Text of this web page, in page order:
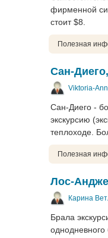
фирменной
стоит $8.
Полезная
Сан-
Viktoria-
Сан-Диего -
экскурсию
теплоходе.
Полезная
Лос-
Карина
Брала